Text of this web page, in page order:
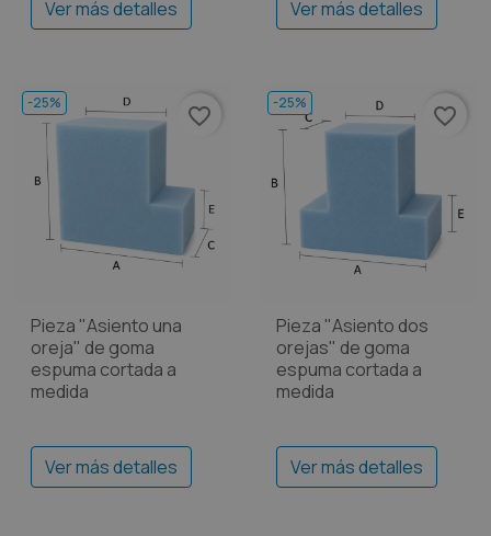
Ver más detalles Ver más detalles
-25%
favorite_border
Pieza "Asiento una
oreja" de goma
espuma cortada a
medida
Ver más detalles
-25%
favorite_border
Pieza "Asiento dos
orejas" de goma
espuma cortada a
medida
Ver más detalles